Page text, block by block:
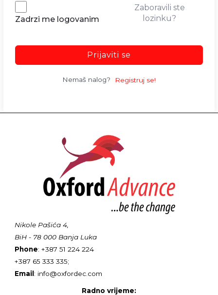
Zadrzi me logovanim
Zaboravili ste
lozinku?
Prijaviti se
Nemaš nalog? Registruj se!
Nikole Pašića 4,
BiH - 78 000 Banja Luka
Phone: +387 51 224 224
+387 65 333 335;
Email: info@oxfordec.com
Radno vrijeme: